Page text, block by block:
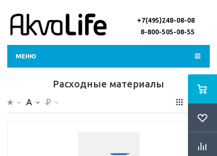
+7(495)248-08-08
8-800-505-08-55
МЕНЮ
Расходные материалы